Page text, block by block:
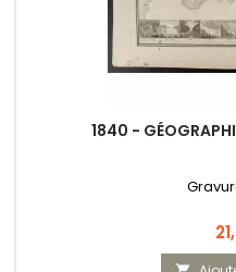
1840 -